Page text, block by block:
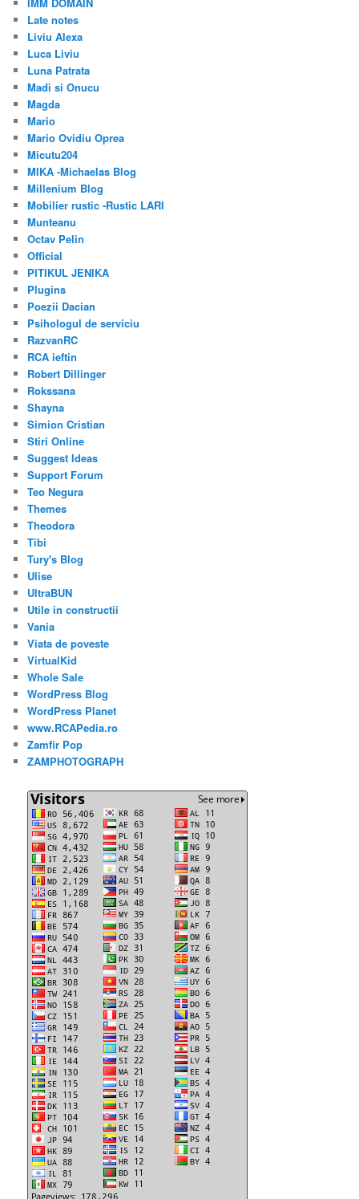
Late notes
Liviu Alexa
Luca Liviu
Luna Patrata
Madi si Onucu
Magda
Mario
Mario Ovidiu Oprea
Micutu204
MIKA -Michaelas Blog
Millenium Blog
Mobilier rustic -Rustic LARI
Munteanu
Octav Pelin
Official
PITIKUL JENIKA
Plugins
Poezii Dacian
Psihologul de serviciu
RazvanRC
RCA ieftin
Robert Dillinger
Rokssana
Shayna
Simion Cristian
Stiri Online
Suggest Ideas
Support Forum
Teo Negura
Themes
Theodora
Tibi
Tury's Blog
Ulise
UltraBUN
Utile in constructii
Vania
Viata de poveste
VirtualKid
Whole Sale
WordPress Blog
WordPress Planet
www.RCAPedia.ro
Zamfir Pop
ZAMPHOTOGRAPH